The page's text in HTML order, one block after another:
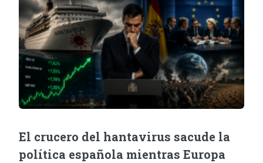
El crucero del hantavirus sacude la
política española mientras Europa